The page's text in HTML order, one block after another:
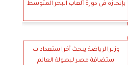
بإنجازه فى دورة ألعاب البحر المتوسط
وزير الرياضة يبحث أخر استعدادات
استضافة مصر لبطولة العالم